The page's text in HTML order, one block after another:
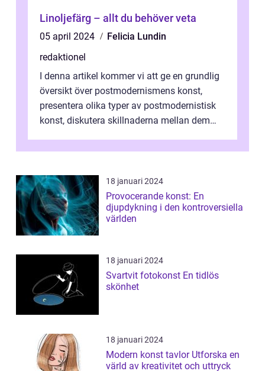
Linoljefärg – allt du behöver veta
05 april 2024
Felicia Lundin
redaktionel
I denna artikel kommer vi att ge en grundlig
översikt över postmodernismens konst,
presentera olika typer av postmodernistisk
konst, diskutera skillnaderna mellan dem
18 januari 2024
Provocerande konst: En
djupdykning i den kontroversiella
världen
18 januari 2024
Svartvit fotokonst En tidlös
skönhet
18 januari 2024
Modern konst tavlor Utforska en
värld av kreativitet och uttryck